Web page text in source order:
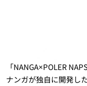
「NANGA×POLER
ナンガが独自に開発し